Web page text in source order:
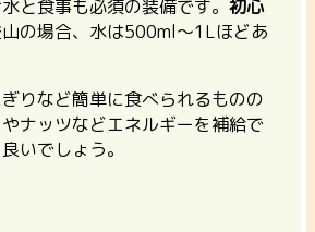
と食事も必須の装備です。 初心
の場合、水は500ml～1Lほどあ
りなど簡単に食べられるものの
ナッツなどエネルギーを補給で
いでしょう。